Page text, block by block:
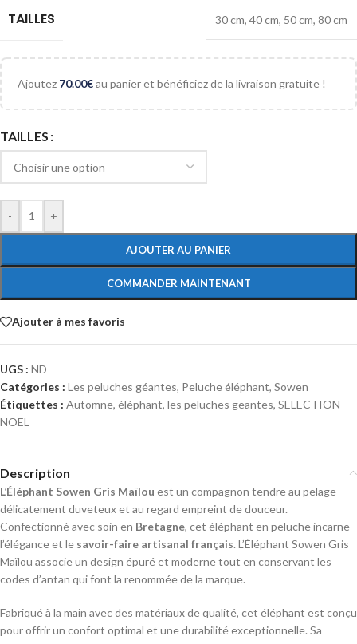
TAILLES 30 cm, 40 cm, 50 cm, 80 cm
Ajoutez 70.00€au panier et bénéficiez de la livraison gratuite !
TAILLES
- +
AJOUTER AU PANIER
COMMANDER MAINTENANT
Ajouter à mes favoris
UGS : ND
Catégories : Les peluches géantes, Peluche éléphant, Sowen
Étiquettes : Automne, éléphant, les peluches geantes, SELECTION
NOEL
Description
L’Éléphant Sowen Gris Maïlou est un compagnon tendre au pelage
délicatement duveteux et au regard empreint de douceur.
Confectionné avec soin en Bretagne, cet éléphant en peluche incarne
l’élégance et le savoir-faire artisanal français. L’Éléphant Sowen Gris
Maïlou associe un design épuré et moderne tout en conservant les
codes d’antan qui font la renommée de la marque.
Fabriqué à la main avec des matériaux de qualité, cet éléphant est conçu
pour offrir un confort optimal et une durabilité exceptionnelle. Sa